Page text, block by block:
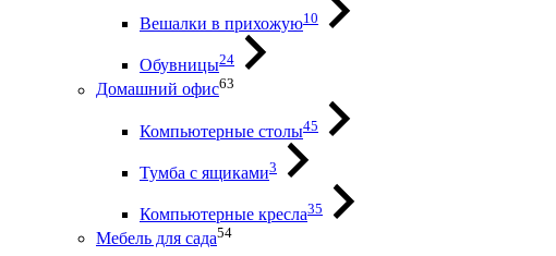
Вешалки в прихожую10
Обувницы24
Домашний офис63
Компьютерные столы45
Тумба с ящиками3
Компьютерные кресла35
Мебель для сада54